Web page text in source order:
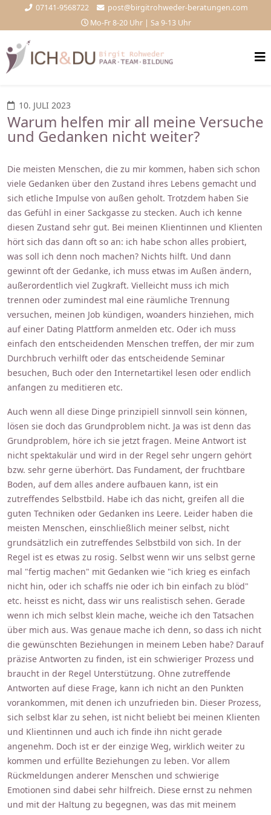
07141-9568722
post@birgitrohweder-beratungen.com
Mo-Fr 8-20 Uhr | Sa 9-13 Uhr
10. JULI 2023
Warum helfen mir all meine Versuche
und Gedanken nicht weiter?
Die meisten Menschen, die zu mir kommen, haben sich schon
viele Gedanken über den Zustand ihres Lebens gemacht und
sich etliche Impulse von außen geholt. Trotzdem haben Sie
das Gefühl in einer Sackgasse zu stecken. Auch ich kenne
diesen Zustand sehr gut. Bei meinen Klientinnen und Klienten
hört sich das dann oft so an: ich habe schon alles probiert,
was soll ich denn noch machen? Nichts hilft. Und dann
gewinnt oft der Gedanke, ich muss etwas im Außen ändern,
außerordentlich viel Zugkraft. Vielleicht muss ich mich
trennen oder zumindest mal eine räumliche Trennung
versuchen, meinen Job kündigen, woanders hinziehen, mich
auf einer Dating Plattform anmelden etc. Oder ich muss
einfach den entscheidenden Menschen treffen, der mir zum
Durchbruch verhilft oder das entscheidende Seminar
besuchen, Buch oder den Internetartikel lesen oder endlich
anfangen zu meditieren etc.
Auch wenn all diese Dinge prinzipiell sinnvoll sein können,
lösen sie doch das Grundproblem nicht. Ja was ist denn das
Grundproblem, höre ich sie jetzt fragen. Meine Antwort ist
nicht spektakulär und wird in der Regel sehr ungern gehört
bzw. sehr gerne überhört. Das Fundament, der fruchtbare
Boden, auf dem alles andere aufbauen kann, ist ein
zutreffendes Selbstbild. Habe ich das nicht, greifen all die
guten Techniken oder Gedanken ins Leere. Leider haben die
meisten Menschen, einschließlich meiner selbst, nicht
grundsätzlich ein zutreffendes Selbstbild von sich. In der
Regel ist es etwas zu rosig. Selbst wenn wir uns selbst gerne
mal "fertig machen" mit Gedanken wie "ich krieg es einfach
nicht hin, oder ich schaffs nie oder ich bin einfach zu blöd"
etc. heisst es nicht, dass wir uns realistisch sehen. Gerade
wenn ich mich selbst klein mache, weiche ich den Tatsachen
über mich aus. Was genaue mache ich denn, so dass ich nicht
die gewünschten Beziehungen in meinem Leben habe? Darauf
präzise Antworten zu finden, ist ein schwieriger Prozess und
braucht in der Regel Unterstützung. Ohne zutreffende
Antworten auf diese Frage, kann ich nicht an den Punkten
vorankommen, mit denen ich unzufrieden bin. Dieser Prozess,
sich selbst klar zu sehen, ist nicht beliebt bei meinen Klienten
und Klientinnen und auch ich finde ihn nicht gerade
angenehm. Doch ist er der einzige Weg, wirklich weiter zu
kommen und erfüllte Beziehungen zu leben. Vor allem
Rückmeldungen anderer Menschen und schwierige
Emotionen sind dabei sehr hilfreich. Diese ernst zu nehmen
und mit der Haltung zu begegnen, was das mit meinem